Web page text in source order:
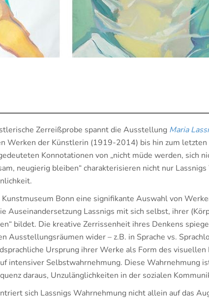
Zerreißprobe spannt die Ausstellung Maria
Werken der Künstlerin (1919-2014) bis hin zum
Konnotationen von „nicht müde werden, sich
neugierig bleiben“ charakterisieren nicht nur
Bonn eine signifikante Auswahl von
Auseinandersetzung Lassnigs mit sich selbst, ihrer
bildet. Die kreative Zerrissenheit ihres Denkens
Ausstellungsräumen wider – z.B. in Sprache vs.
Ursprung ihrer Werke als Form des visuellen
intensiver Selbstwahrnehmung. Diese Wahrnehmung
daraus, Unzulänglichkeiten in der sozialen
sich Lassnigs Wahrnehmung nicht allein auf das